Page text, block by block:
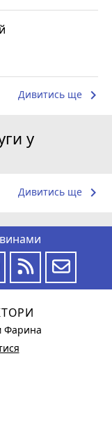
Дивитись ще keyboard_arrow_right
у
Дивитись ще keyboard_arrow_right
Фарина